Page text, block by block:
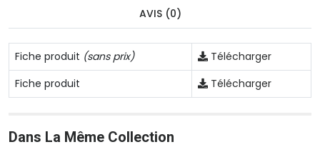
AVIS (0)
Fiche produit (sans prix)
Télécharger
Fiche produit
Télécharger
Dans La Même Collection